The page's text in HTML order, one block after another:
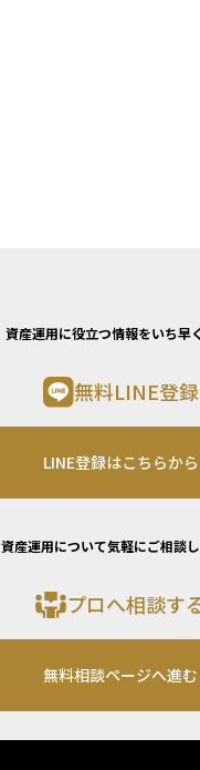
資産運用に役立つ情報をいち早
無料LINE登録
LINE登録はこちらから
資産運用について気軽にご相談
プロへ相談す
無料相談ページへ進む